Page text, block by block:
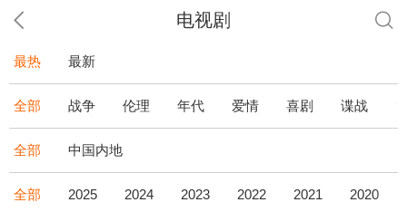
电视剧
最热 最新
全部 战争 伦理 年代 爱情 喜剧 谍战
全部 中国内地
全部 2025 2024 2023 2022 2021 2020